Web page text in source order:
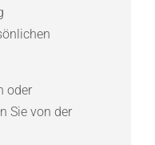
oder
Sie von der